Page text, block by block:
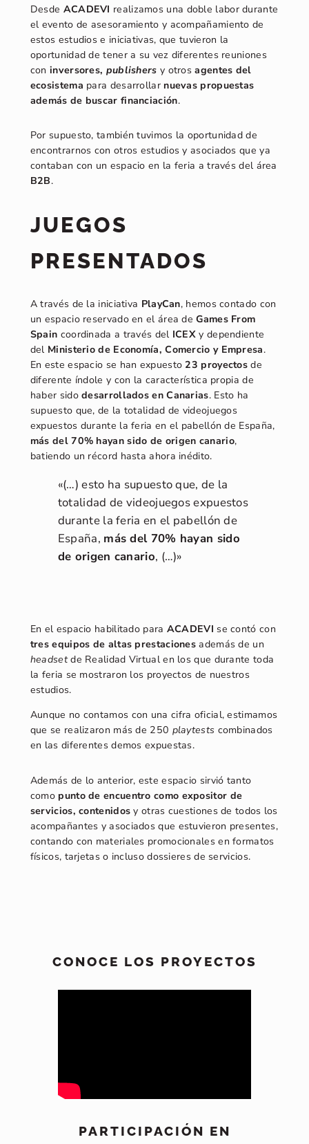
Desde ACADEVI realizamos una doble labor durante
el evento de asesoramiento y acompañamiento de
estos estudios e iniciativas, que tuvieron la
oportunidad de tener a su vez diferentes reuniones
con inversores, publishers y otrosagentes del
ecosistema para desarrollar nuevas propuestas
además de buscar financiación.
Por supuesto, también tuvimos la oportunidad de
encontrarnos con otros estudios y asociados que ya
contaban con un espacio en la feria a través del área
B2B.
JUEGOS
PRESENTADOS
A través de la iniciativa PlayCan, hemos contado con
un espacio reservado en el área deGames From
Spain coordinada a través del ICEXy dependiente
del Ministerio de Economía, Comercio y Empresa.
En este espacio se han expuesto 23 proyectos de
diferente índole y con la característica propia de
haber sidodesarrollados en Canarias. Esto ha
supuesto que, de la totalidad de videojuegos
expuestos durante la feria en el pabellón de España,
más del 70% hayan sido de origen canario,
batiendo un récord hasta ahora inédito.
«(…) esto ha supuesto que, de la
totalidad de videojuegos expuestos
durante la feria en el pabellón de
España, más del 70% hayan sido
de origen canario, (…)»
En el espacio habilitado para ACADEVI se contó con
tres equipos de altas prestaciones además de un
headsetde Realidad Virtual en los que durante toda
la feria se mostraron los proyectos de nuestros
estudios.
Aunque no contamos con una cifra oficial, estimamos
que se realizaron más de 250 playtests combinados
en las diferentes demos expuestas.
Además de lo anterior, este espacio sirvió tanto
como punto de encuentro como expositor de
servicios, contenidos y otras cuestiones de todos los
acompañantes y asociados que estuvieron presentes,
contando con materiales promocionales en formatos
físicos, tarjetas o incluso dossieres de servicios.
CONOCE LOS PROYECTOS
PARTICIPACIÓN EN